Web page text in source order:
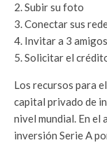
2. Subir su foto
3. Conectar sus
4. Invitar a 3
5. Solicitar el
Los recursos para
capital privado de
nivel mundial. En el
inversión Serie A